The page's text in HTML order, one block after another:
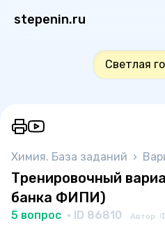
stepenin.ru
Светлая
Химия. База заданий ›
Тренировочный
банка ФИПИ)
5 вопрос · ID 86810 Автор: